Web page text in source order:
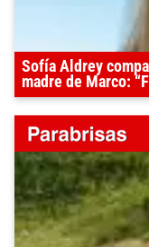
Sofía Aldrey
madre de Marco: